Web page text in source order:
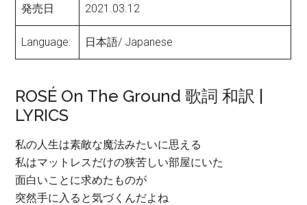
発売日 2021.03.12
Language: 日本語/ Japanese
ROSÉ On The Ground 歌詞 和訳 |
LYRICS
私の人生は素敵な魔法みたいに思える
私はマットレスだけの狭苦しい部屋にいた
面白いことに求めたものが
突然手に入ると気づくんだよね